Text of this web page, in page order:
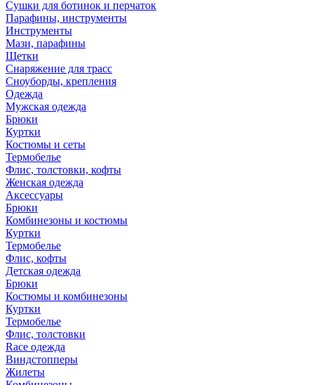
Сушки для ботинок и перчаток
Парафины, инструменты
Инструменты
Мази, парафины
Щетки
Снаряжение для трасс
Сноуборды, крепления
Одежда
Мужская одежда
Брюки
Куртки
Костюмы и сеты
Термобелье
Флис, толстовки, кофты
Женская одежда
Аксессуары
Брюки
Комбинезоны и костюмы
Куртки
Термобелье
Флис, кофты
Детская одежда
Брюки
Костюмы и комбинезоны
Куртки
Термобелье
Флис, толстовки
Race одежда
Виндстопперы
Жилеты